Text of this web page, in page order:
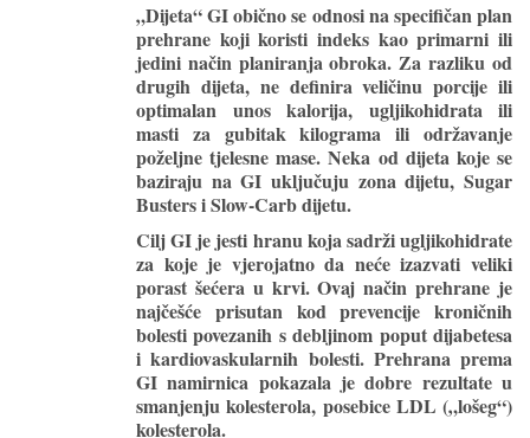
„Dijeta“ GI obično se odnosi na specifičan plan
prehrane koji koristi indeks kao primarni ili
jedini način planiranja obroka. Za razliku od
drugih dijeta, ne definira veličinu porcije ili
optimalan unos kalorija, ugljikohidrata ili
masti za gubitak kilograma ili održavanje
poželjne tjelesne mase. Neka od dijeta koje se
baziraju na GI uključuju zona dijetu, Sugar
Busters i Slow-Carb dijetu.
Cilj GI je jesti hranu koja sadrži ugljikohidrate
za koje je vjerojatno da neće izazvati veliki
porast šećera u krvi. Ovaj način prehrane je
najčešće prisutan kod prevencije kroničnih
bolesti povezanih s debljinom poput dijabetesa
i kardiovaskularnih bolesti. Prehrana prema
GI namirnica pokazala je dobre rezultate u
smanjenju kolesterola, posebice LDL („lošeg“)
kolesterola.